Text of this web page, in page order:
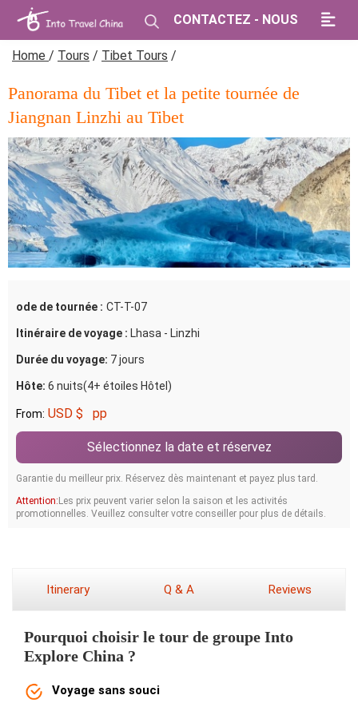
CONTACTEZ - NOUS
Home / Tours / Tibet Tours /
Panorama du Tibet et la petite tournée de
Jiangnan Linzhi au Tibet
ode de tournée : CT-T-07
Itinéraire de voyage : Lhasa - Linzhi
Durée du voyage: 7 jours
Hôte: 6 nuits(4+ étoiles Hôtel)
From: USD $ pp
Sélectionnez la date et réservez
Garantie du meilleur prix. Réservez dès maintenant et payez plus tard.
Attention:Les prix peuvent varier selon la saison et les activités
promotionnelles. Veuillez consulter votre conseiller pour plus de détails.
Itinerary Q & A Reviews
Pourquoi choisir le tour de groupe Into
Explore China ?
Voyage sans souci